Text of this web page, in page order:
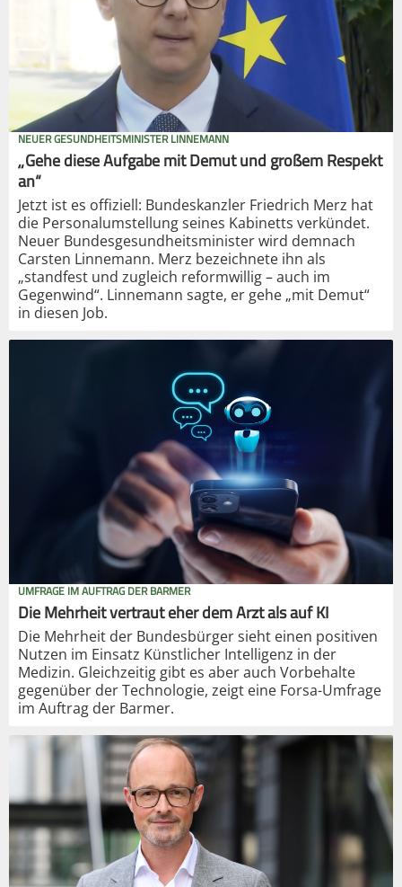
NEUER GESUNDHEITSMINISTER LINNEMANN
„Gehe diese Aufgabe mit Demut und großem Respekt
an“
Jetzt ist es offiziell: Bundeskanzler Friedrich Merz hat
die Personalumstellung seines Kabinetts verkündet.
Neuer Bundesgesundheitsminister wird demnach
Carsten Linnemann. Merz bezeichnete ihn als
„standfest und zugleich reformwillig – auch im
Gegenwind“. Linnemann sagte, er gehe „mit Demut“
in diesen Job.
UMFRAGE IM AUFTRAG DER BARMER
Die Mehrheit vertraut eher dem Arzt als auf KI
Die Mehrheit der Bundesbürger sieht einen positiven
Nutzen im Einsatz Künstlicher Intelligenz in der
Medizin. Gleichzeitig gibt es aber auch Vorbehalte
gegenüber der Technologie, zeigt eine Forsa-Umfrage
im Auftrag der Barmer.